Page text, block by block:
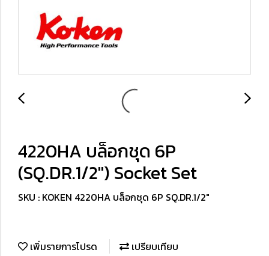
4220HA บล็อกชุด 6P
(SQ.DR.1/2") Socket Set
SKU : KOKEN 4220HA บล็อกชุด 6P SQ.DR.1/2"
เพิ่มรายการโปรด
เปรียบเทียบ